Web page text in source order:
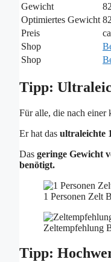
Gewicht
Optimiertes Gewicht
Preis
Shop
Shop
Tipp:
Für alle, die nach einer
Er hat das ultraleichte
Das geringe Gewicht
benötigt.
1 Personen Zelt
Zeltempfehlung
Tipp: